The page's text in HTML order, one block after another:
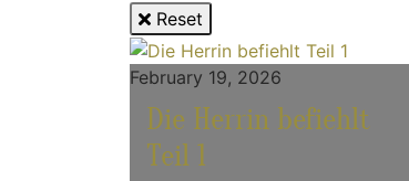
Reset
February 19, 2026
Die Herrin befiehlt
Teil 1